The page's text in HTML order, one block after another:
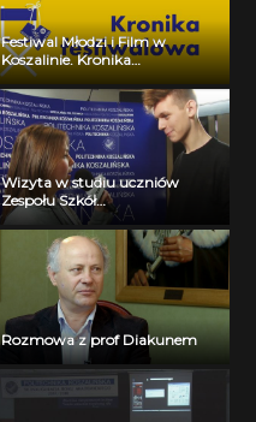
Festiwal Młodzi i Film w
Koszalinie. Kronika
Festiwalowa. Dzień czwarty
Wizyta w studiu uczniów
Zespołu Szkół
Ogólnokształcących i
Technicznych w Miastku część
Rozmowa z prof Diakunem